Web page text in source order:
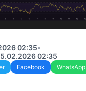
02:35•
02:35
Facebook WhatsApp